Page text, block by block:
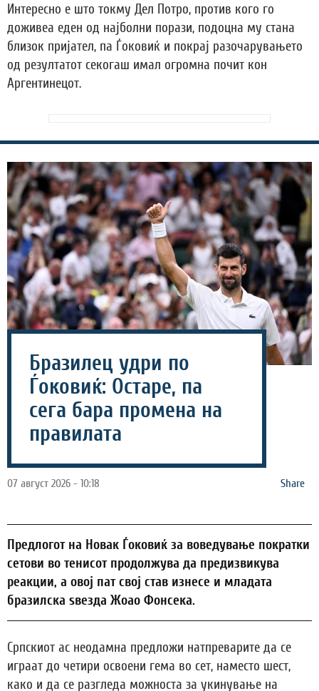
Интересно е што токму Дел Потро, против кого го
доживеа еден од најболни порази, подоцна му стана
близок пријател, па Ѓоковиќ и покрај разочарувањето
од резултатот секогаш имал огромна почит кон
Аргентинецот.
Бразилец удри по
Ѓоковиќ: Остаре, па
сега бара промена на
правилата
07 август 2026 - 10:18 Share
Предлогот на Новак Ѓоковиќ за воведување пократки
сетови во тенисот продолжува да предизвикува
реакции, а овој пат свој став изнесе и младата
бразилска ѕвезда Жоао Фонсека.
Српскиот ас неодамна предложи натпреварите да се
играат до четири освоени гема во сет, наместо шест,
како и да се разгледа можноста за укинување на